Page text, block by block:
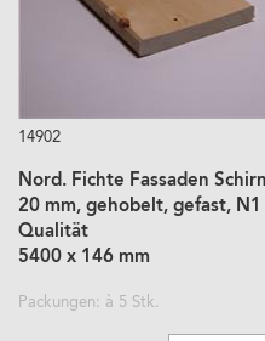
14902
Nord. Fichte Fassaden
20 mm, gehobelt, gefast, N1
Qualität
5400 x 146 mm
Packungen: à 5 Stk.